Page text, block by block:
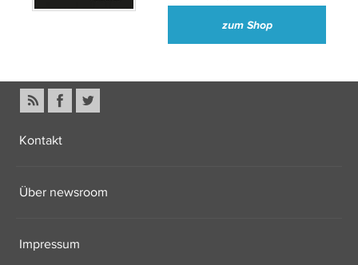
zum Shop
Kontakt
Über newsroom
Impressum